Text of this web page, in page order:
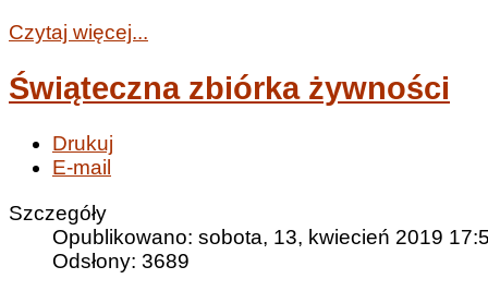
Czytaj więcej...
Świąteczna zbiórka żywności
Drukuj
E-mail
Szczegóły
Opublikowano: sobota, 13, kwiecień 2019
Odsłony: 3689